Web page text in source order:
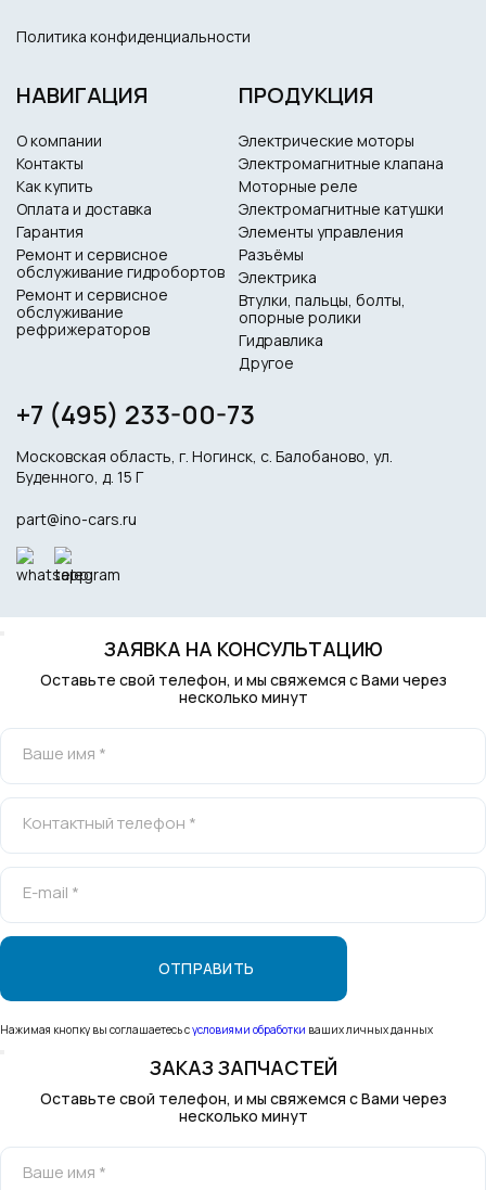
Политика конфиденциальности
НАВИГАЦИЯ
О компании
Контакты
Как купить
Оплата и доставка
Гарантия
Ремонт и сервисное
обслуживание гидробортов
Ремонт и сервисное
обслуживание
рефрижераторов
ПРОДУКЦИЯ
Электрические моторы
Электромагнитные клапана
Моторные реле
Электромагнитные катушки
Элементы управления
Разъёмы
Электрика
Втулки, пальцы, болты,
опорные ролики
Гидравлика
Другое
+7 (495) 233-00-73
Московская область, г. Ногинск, с. Балобаново, ул.
Буденного, д. 15 Г
part@ino-cars.ru
ЗАЯВКА НА КОНСУЛЬТАЦИЮ
Оставьте свой телефон, и мы свяжемся с Вами через
несколько минут
Ваше имя *
Контактный телефон *
E-mail *
Нажимая кнопку вы соглашаетесь сусловиями обработки ваших личных данных
ЗАКАЗ ЗАПЧАСТЕЙ
Оставьте свой телефон, и мы свяжемся с Вами через
несколько минут
Ваше имя *